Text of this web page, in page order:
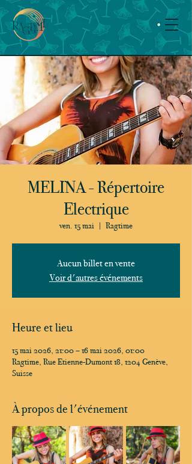
MELINA - Répertoire
Electrique
ven. 15 mai
  |
Ragtime
Aucun billet en vente
Voir d'autres événements
Heure et lieu
15 mai 2026, 21:00 – 16 mai 2026, 01:00
Ragtime, Rue Etienne-Dumont 18, 1204 Genève,
Suisse
À propos de l'événement